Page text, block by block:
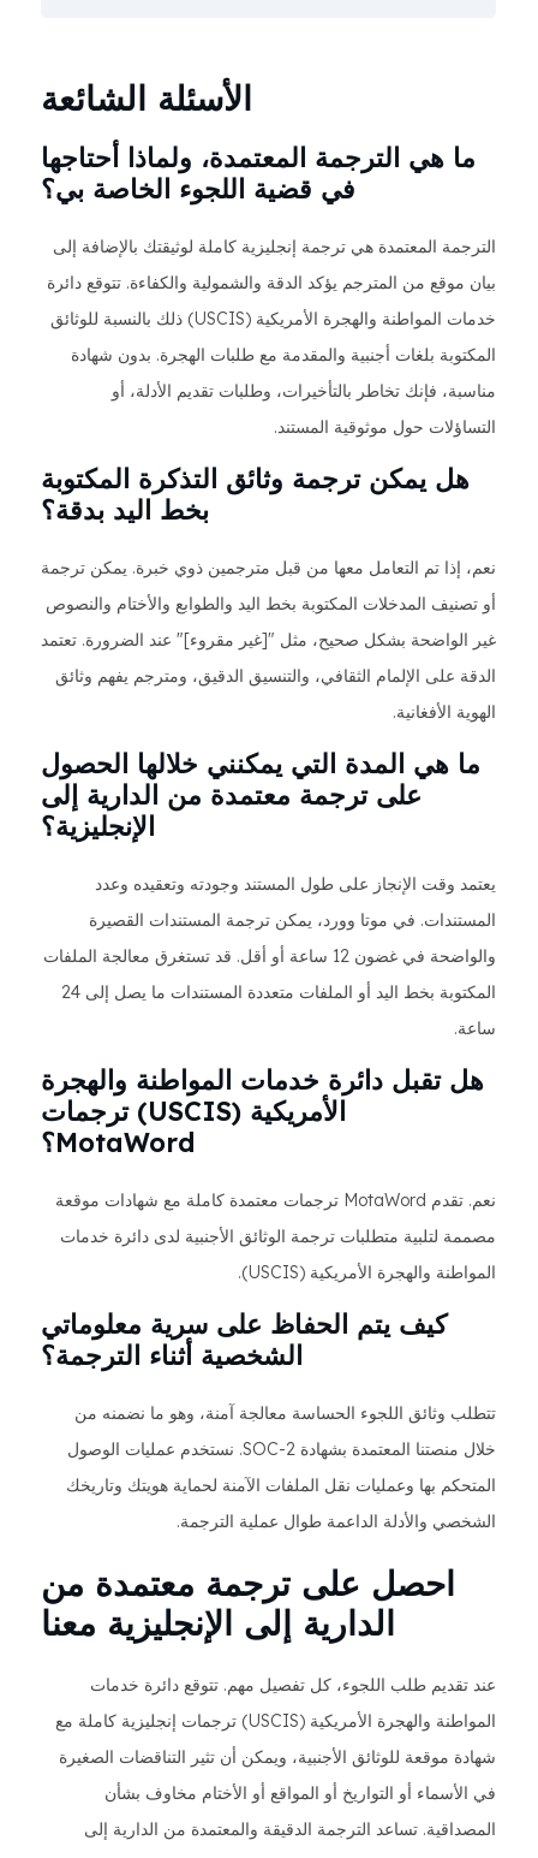
الأسئلة الشائعة
ما هي الترجمة المعتمدة، ولماذا أحتاجها
في قضية اللجوء الخاصة بي؟
الترجمة المعتمدة هي ترجمة إنجليزية كاملة لوثيقتك بالإضافة إلى
بيان موقع من المترجم يؤكد الدقة والشمولية والكفاءة. تتوقع دائرة
خدمات المواطنة والهجرة الأمريكية (USCIS) ذلك بالنسبة للوثائق
المكتوبة بلغات أجنبية والمقدمة مع طلبات الهجرة. بدون شهادة
مناسبة، فإنك تخاطر بالتأخيرات، وطلبات تقديم الأدلة، أو
التساؤلات حول موثوقية المستند.
هل يمكن ترجمة وثائق التذكرة المكتوبة
بخط اليد بدقة؟
نعم، إذا تم التعامل معها من قبل مترجمين ذوي خبرة. يمكن ترجمة
أو تصنيف المدخلات المكتوبة بخط اليد والطوابع والأختام والنصوص
غير الواضحة بشكل صحيح، مثل "[غير مقروء]" عند الضرورة. تعتمد
الدقة على الإلمام الثقافي، والتنسيق الدقيق، ومترجم يفهم وثائق
الهوية الأفغانية.
ما هي المدة التي يمكنني خلالها الحصول
على ترجمة معتمدة من الدارية إلى
الإنجليزية؟
يعتمد وقت الإنجاز على طول المستند وجودته وتعقيده وعدد
المستندات. في موتا وورد، يمكن ترجمة المستندات القصيرة
والواضحة في غضون 12 ساعة أو أقل. قد تستغرق معالجة الملفات
المكتوبة بخط اليد أو الملفات متعددة المستندات ما يصل إلى 24
ساعة.
هل تقبل دائرة خدمات المواطنة والهجرة
الأمريكية (USCIS) ترجمات
MotaWord؟
نعم. تقدم MotaWord ترجمات معتمدة كاملة مع شهادات موقعة
مصممة لتلبية متطلبات ترجمة الوثائق الأجنبية لدى دائرة خدمات
المواطنة والهجرة الأمريكية (USCIS).
كيف يتم الحفاظ على سرية معلوماتي
الشخصية أثناء الترجمة؟
تتطلب وثائق اللجوء الحساسة معالجة آمنة، وهو ما نضمنه من
خلال منصتنا المعتمدة بشهادة SOC-2. نستخدم عمليات الوصول
المتحكم بها وعمليات نقل الملفات الآمنة لحماية هويتك وتاريخك
الشخصي والأدلة الداعمة طوال عملية الترجمة.
احصل على ترجمة معتمدة من
الدارية إلى الإنجليزية معنا
عند تقديم طلب اللجوء، كل تفصيل مهم. تتوقع دائرة خدمات
المواطنة والهجرة الأمريكية (USCIS) ترجمات إنجليزية كاملة مع
شهادة موقعة للوثائق الأجنبية، ويمكن أن تثير التناقضات الصغيرة
في الأسماء أو التواريخ أو المواقع أو الأختام مخاوف بشأن
المصداقية. تساعد الترجمة الدقيقة والمعتمدة من الدارية إلى